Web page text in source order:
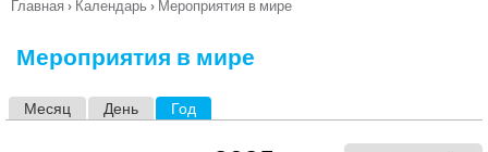
Вы
Главная › Календарь › Мероприятия в мире
Мероприятия в мире
Месяц День Год